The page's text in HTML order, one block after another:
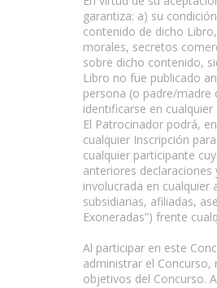
garantiza: a) su
contenido de dicho
morales, secretos
sobre dicho contenido,
Libro no fue publicado
persona (o padre/
identificarse en
El Patrocinador podrá,
cualquier Inscripción
cualquier participante
anteriores
involucrada en cualquier
subsidiarias, afiliadas,
Exoneradas”) frente
Al participar en este
administrar el
objetivos del Concurso.